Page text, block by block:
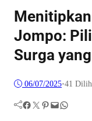
Jompo:
Surga
06/07/2025•41
Facebook Twitter Pinterest Mail WhatsApp